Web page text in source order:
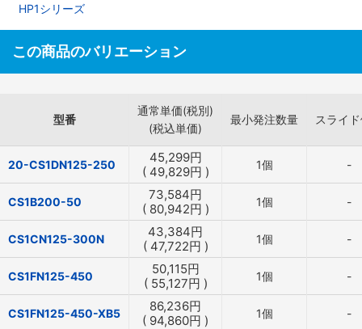
HP1シリーズ
この商品のバリエーション
型番
通常単価(税別)
(税込単価)
最小発注数量 スライ
20-CS1DN125-250 45,299円
( 49,829円 ) 1個 -
CS1B200-50 73,584円
( 80,942円 ) 1個 -
CS1CN125-300N 43,384円
( 47,722円 ) 1個 -
CS1FN125-450 50,115円
( 55,127円 ) 1個 -
CS1FN125-450-XB5 86,236円
( 94,860円 ) 1個 -